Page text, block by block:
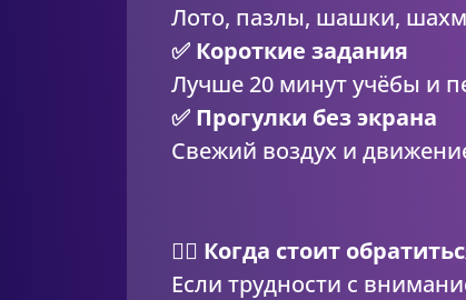
Лото, пазлы, шашки,
✅ Короткие задания
Лучше 20 минут учёбы и
✅ Прогулки без экрана
Свежий воздух и
👩‍⚕️ Когда стоит
Если трудности с